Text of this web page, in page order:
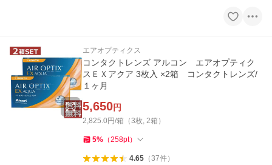
エアオプティクス
コンタクトレンズ アルコン エアオプティク
スＥＸアクア 3枚入 ×2箱 コンタクトレンズ/
１ヶ月
5,650円
2,825.0円/箱（3枚, 2箱）
5% （258pt）
4.65（37件）